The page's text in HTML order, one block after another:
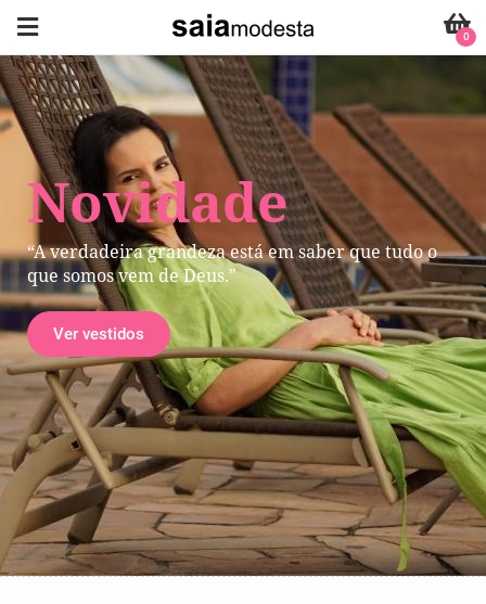
Novidade
“A verdadeira grandeza está em saber que tudo o
que somos vem de Deus."
Ver vestidos
0